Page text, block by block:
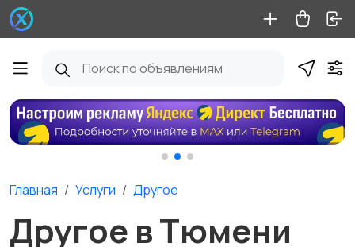
Главная Услуги Другое
Другое в Тюмени